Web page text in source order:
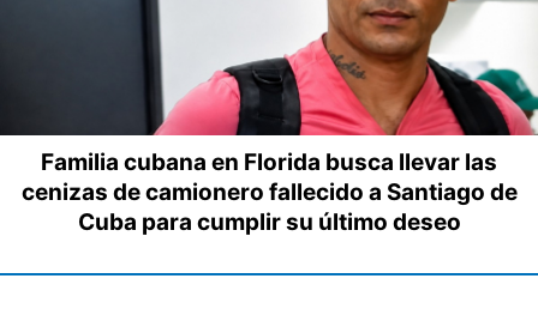
Familia cubana en Florida busca llevar las
cenizas de camionero fallecido a Santiago de
Cuba para cumplir su último deseo